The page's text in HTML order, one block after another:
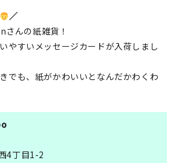
／
んの紙雑貨！
やすいメッセージカードが入荷しまし
でも、紙がかわいいとなんだかわくわ
4丁目1-2